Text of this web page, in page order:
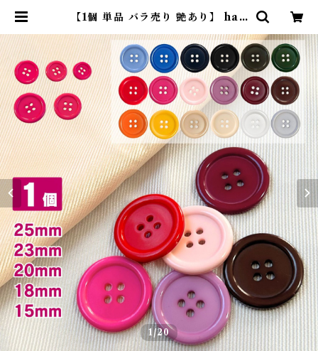
【1個 単品 バラ売り 艶あり】 hao
プル サイズ展開 色展開 4つ穴ボタ
ン スーツボタン ポリボタン | コモ
ンママ
1/20